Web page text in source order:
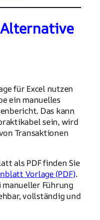
für Excel nutzen
ein manuelles
Das kann
sein, wird
Transaktionen
als PDF finden Sie
Vorlage (PDF).
Führung
vollständig und